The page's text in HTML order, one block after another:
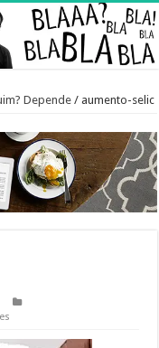
Depende / aumento-selic